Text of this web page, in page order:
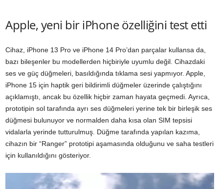
Apple, yeni bir iPhone özelliğini test etti
Cihaz, iPhone 13 Pro ve iPhone 14 Pro’dan parçalar kullansa da,
bazı bileşenler bu modellerden hiçbiriyle uyumlu değil. Cihazdaki
ses ve güç düğmeleri, basıldığında tıklama sesi yapmıyor. Apple,
iPhone 15 için haptik geri bildirimli düğmeler üzerinde çalıştığını
açıklamıştı, ancak bu özellik hiçbir zaman hayata geçmedi. Ayrıca,
prototipin sol tarafında ayrı ses düğmeleri yerine tek bir birleşik ses
düğmesi bulunuyor ve normalden daha kısa olan SIM tepsisi
vidalarla yerinde tutturulmuş. Düğme tarafında yapılan kazıma,
cihazın bir “Ranger” prototipi aşamasında olduğunu ve saha testleri
için kullanıldığını gösteriyor.